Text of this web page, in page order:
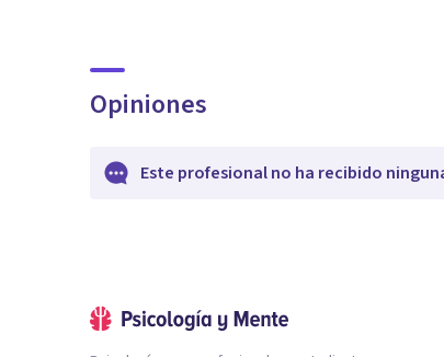
Opiniones
Este profesional no ha recibido